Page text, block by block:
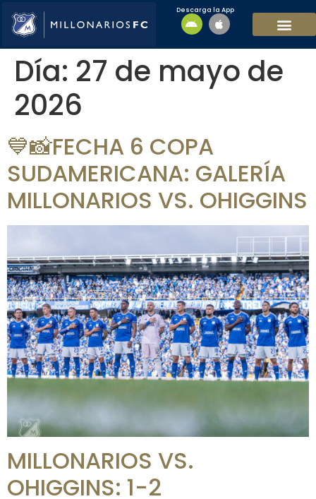
Descarga la App
Día: 27 de mayo de
2026
💙📸FECHA 6 COPA
SUDAMERICANA: GALERÍA
MILLONARIOS VS. OHIGGINS
MILLONARIOS VS.
OHIGGINS: 1-2